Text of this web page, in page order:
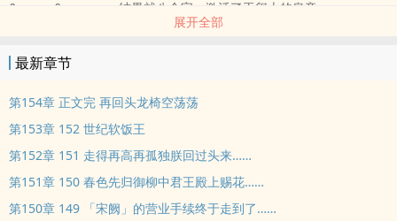
&emsp;&emsp;……结果就八个字，激活了玉玺上的皇帝..
展开全部
最新章节
第154章 正文完 再回头龙椅空荡荡
第153章 152 世纪软饭王
第152章 151 走得再高再孤独朕回过头来……
第151章 150 春色先归御柳中君王殿上赐花……
第150章 149 「宋阙」的营业手续终于走到了……